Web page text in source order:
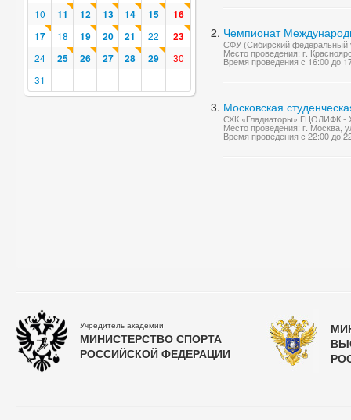
10 11 12 13 14 15
16
17
18 19 20 21 22 23
24 25 26 27 28 29
30
31
Чемпионат
СФУ (Сибирский федеральный
Место проведения: г.
Время проведения с 16:00 до
Московская
СХК «Гладиаторы» ГЦОЛИФК -
Место проведения: г. Москва,
Время проведения с 22:00 до
Учредитель академии
МИНИСТЕРСТВО СПОРТА
РОССИЙСКОЙ ФЕДЕРАЦИИ